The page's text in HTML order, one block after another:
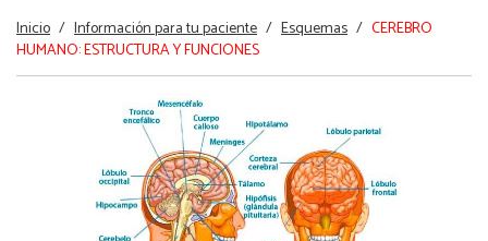
Estás
aquí
Inicio / Información para tu paciente / Esquemas / CEREBRO
HUMANO: ESTRUCTURA Y FUNCIONES